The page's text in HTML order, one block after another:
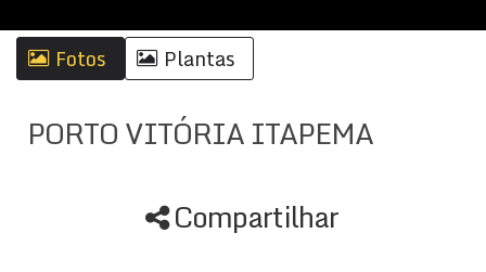
Fotos Plantas
PORTO VITÓRIA ITAPEMA
Compartilhar